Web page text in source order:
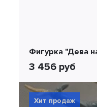
Фигурка "Дева
3 456 руб
Хит продаж